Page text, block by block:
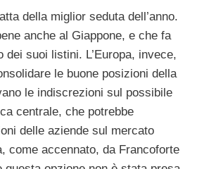
della miglior seduta dell’anno.
anche al Giappone, e che fa
dei suoi listini. L’Europa, invece,
le buone posizioni della
le indiscrezioni sul possibile
centrale, che potrebbe
delle aziende sul mercato
come accennato, da Francoforte